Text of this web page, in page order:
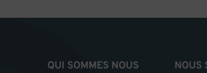
QUI SOMMES NOUS NOUS